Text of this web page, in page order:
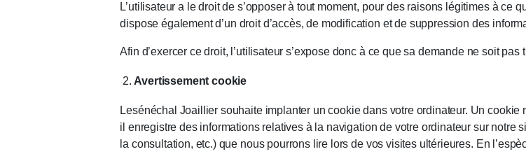
L’utilisateur a le droit de s’opposer à tout moment, pour des raisons légitimes à ce
dispose également d’un droit d’accès, de modification et de suppression des
Afin d’exercer ce droit, l’utilisateur s’expose donc à ce que sa demande ne soit
Avertissement cookie
Lesénéchal Joaillier souhaite implanter un cookie dans votre ordinateur. Un
il enregistre des informations relatives à la navigation de votre ordinateur sur notre
la consultation, etc.) que nous pourrons lire lors de vos visites ultérieures. En